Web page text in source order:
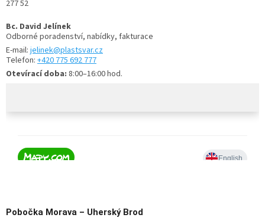
277 52
Bc. David Jelínek
Odborné poradenství, nabídky, fakturace
E-mail: jelinek@plastsvar.cz
Telefon: +420 775 692 777
Otevírací doba: 8:00–16:00 hod.
Pobočka Morava – Uherský Brod